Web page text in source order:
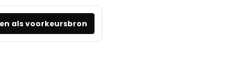
als voorkeursbron